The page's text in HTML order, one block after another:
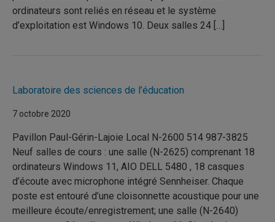
ordinateurs sont reliés en réseau et le système
d’exploitation est Windows 10. Deux salles 24 […]
Laboratoire des sciences de l’éducation
7 octobre 2020
Pavillon Paul-Gérin-Lajoie Local N-2600 514 987-3825
Neuf salles de cours : une salle (N-2625) comprenant 18
ordinateurs Windows 11, AIO DELL 5480 , 18 casques
d’écoute avec microphone intégré Sennheiser. Chaque
poste est entouré d’une cloisonnette acoustique pour une
meilleure écoute/enregistrement; une salle (N-2640)